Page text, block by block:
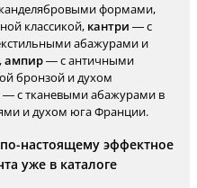
формами,
классикой, кантри — с
абажурами и
ампир— с античными
бронзой и духом
— с тканевыми абажурами в
и духом юга Франции.
настоящему эффектное
уже в каталоге